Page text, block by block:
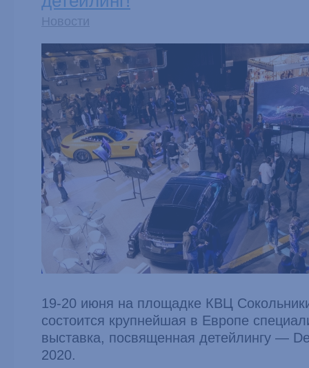
Новости
19-20 июня на площадке КВЦ
состоится крупнейшая в Европе
выставка, посвященная детейлингу —
2020.